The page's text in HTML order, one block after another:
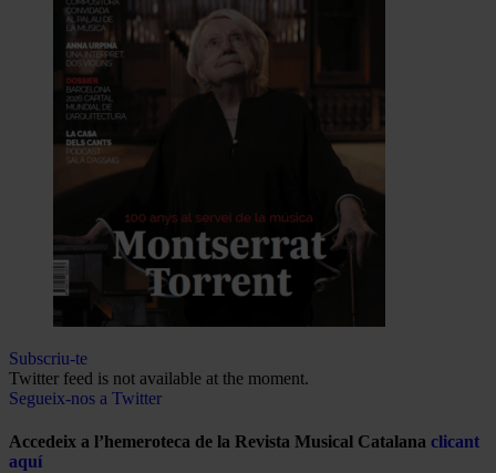
Subscriu-te
Twitter feed is not available at the moment.
Segueix-nos a Twitter
Accedeix a l’hemeroteca de la Revista Musical Catalana clicant
aquí